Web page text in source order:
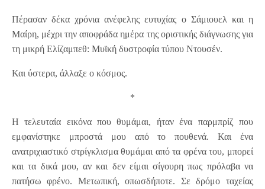
Πέρασαν δέκα χρόνια ανέφελης ευτυχίας ο Σάμιουελ και η
Μαίρη, μέχρι την αποφράδα ημέρα της οριστικής διάγνωσης για
τη μικρή Ελίζαμπεθ: Μυϊκή δυστροφία τύπου Ντουσέν.
Και ύστερα, άλλαξε ο κόσμος.
*
Η τελευταία εικόνα που θυμάμαι, ήταν ένα παρμπρίζ που
εμφανίστηκε μπροστά μου από το πουθενά. Και ένα
ανατριχιαστικό στρίγκλισμα θυμάμαι από τα φρένα του, μπορεί
και τα δικά μου, αν και δεν είμαι σίγουρη πως πρόλαβα να
πατήσω φρένο. Μετωπική, οπωσδήποτε. Σε δρόμο ταχείας